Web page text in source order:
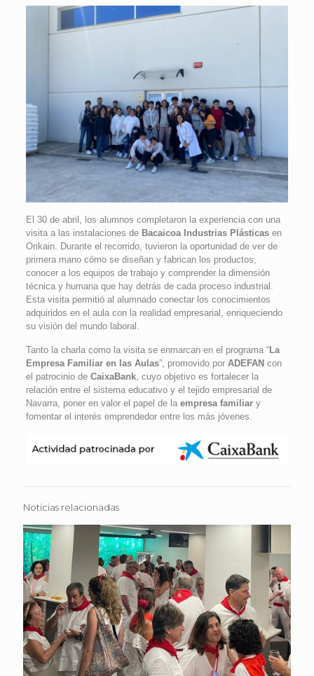
El 30 de abril, los alumnos completaron la experiencia con una
visita a las instalaciones de Bacaicoa Industrias Plásticasen
Orikain. Durante el recorrido, tuvieron la oportunidad de ver de
primera mano cómo se diseñan y fabrican los productos,
conocer a los equipos de trabajo y comprender la dimensión
técnica y humana que hay detrás de cada proceso industrial.
Esta visita permitió al alumnado conectar los conocimientos
adquiridos en el aula con la realidad empresarial, enriqueciendo
su visión del mundo laboral.
Tanto la charla como la visita se enmarcan en el programa “La
Empresa Familiar en las Aulas”, promovido por ADEFAN con
el patrocinio de CaixaBank, cuyo objetivo es fortalecer la
relación entre el sistema educativo y el tejido empresarial de
Navarra, poner en valor el papel de la empresa familiary
fomentar el interés emprendedor entre los más jóvenes.
Noticias relacionadas